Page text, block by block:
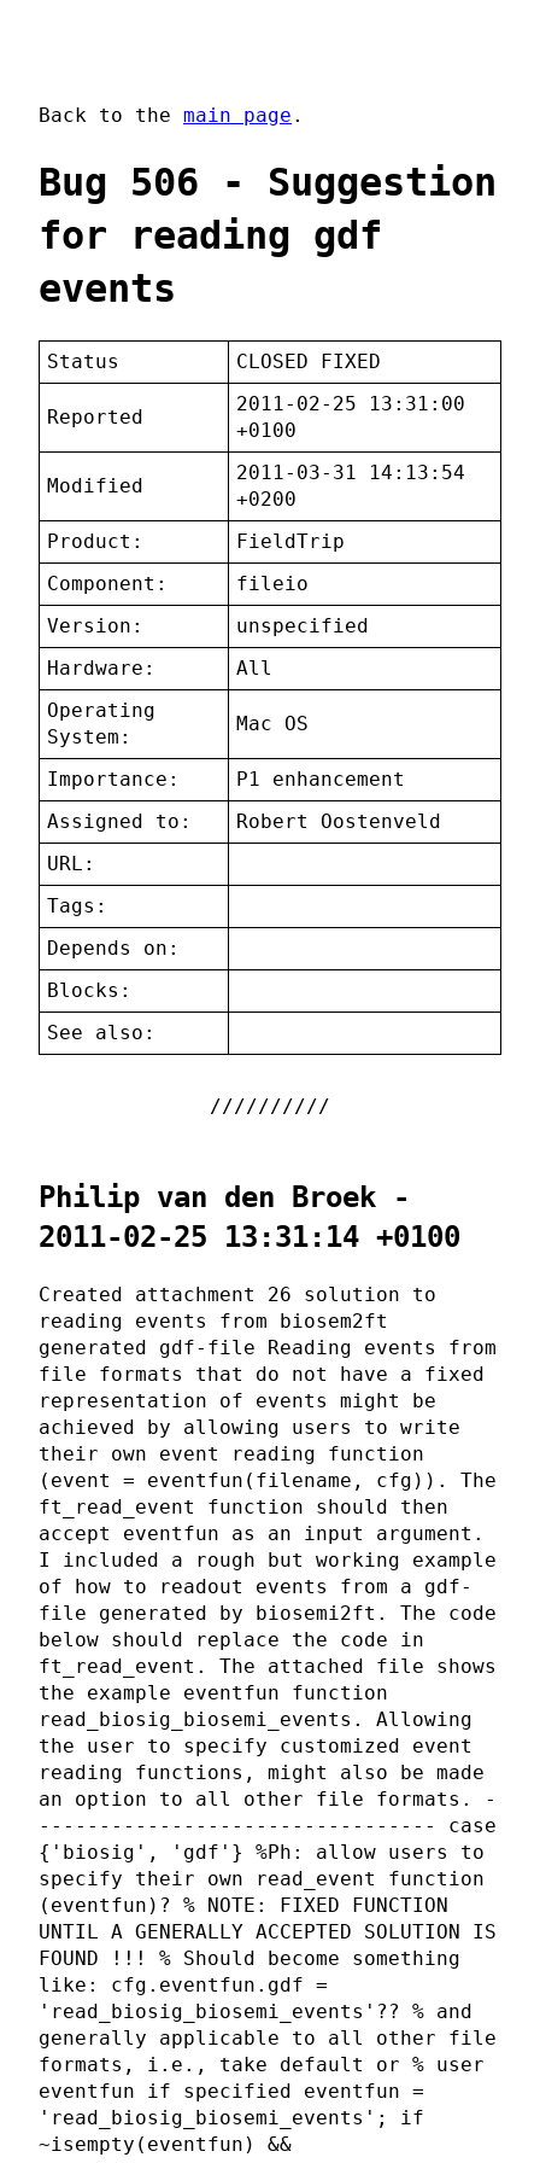
Back to the main page .
Bug 506 - Suggestion
for reading gdf
events
Status CLOSED FIXED
Reported
2011-02-25 13:31:00
+0100
Modified
2011-03-31 14:13:54
+0200
Product:
FieldTrip
Component:
fileio
Version:
unspecified
Hardware:
All
Operating
System:
Mac OS
Importance:
P1 enhancement
Assigned to:
Robert Oostenveld
URL:
Tags:
Depends on:
Blocks:
See also:
Philip van den Broek -
2011-02-25 13:31:14 +0100
Created attachment 26 solution to
reading events from biosem2ft
generated gdf-file Reading events from
file formats that do not have a fixed
representation of events might be
achieved by allowing users to write
their own event reading function
(event = eventfun(filename, cfg)). The
ft_read_event function should then
accept eventfun as an input argument.
I included a rough but working example
of how to readout events from a gdf-
file generated by biosemi2ft. The code
below should replace the code in
ft_read_event. The attached file shows
the example eventfun function
read_biosig_biosemi_events. Allowing
the user to specify customized event
reading functions, might also be made
an option to all other file formats. -
--------------------------------- case
{'biosig', 'gdf'} %Ph: allow users to
specify their own read_event function
(eventfun)? % NOTE: FIXED FUNCTION
UNTIL A GENERALLY ACCEPTED SOLUTION IS
FOUND !!! % Should become something
like: cfg.eventfun.gdf =
'read_biosig_biosemi_events'?? % and
generally applicable to all other file
formats, i.e., take default or % user
eventfun if specified eventfun =
'read_biosig_biosemi_events'; if
~isempty(eventfun) &&